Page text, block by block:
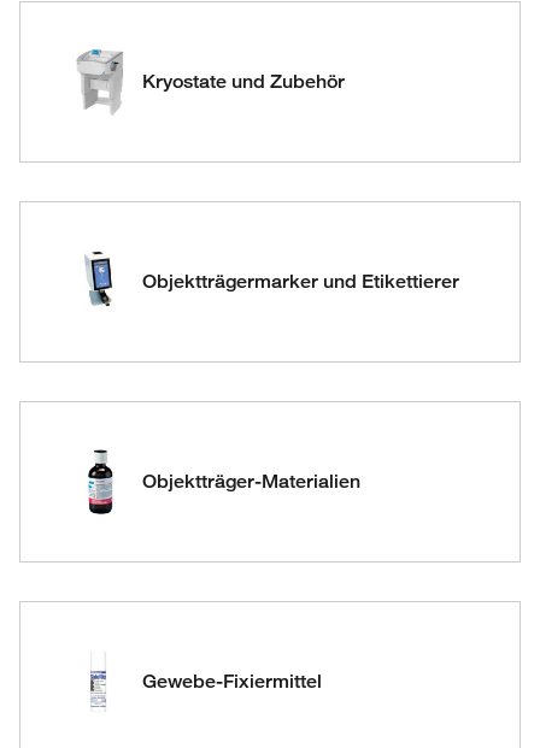
Kryostate und Zubehör
Objektträgermarker und Etikettierer
Objektträger-Materialien
Gewebe-Fixiermittel